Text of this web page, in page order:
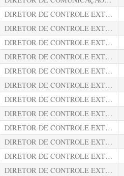
DIRETOR DE CONTROLE EXTERNO AMBIENTAL
DIRETOR DE CONTROLE EXTERNO DA ADMINISTRAÇÃO DIRETA ESTADUAL
DIRETOR DE CONTROLE EXTERNO DA ADMINISTRAÇÃO DOS MUNICÍPIOS DO INTERIOR
DIRETOR DE CONTROLE EXTERNO DA ADMINISTRAÇÃO INDIRETA ESTADUAL
DIRETOR DE CONTROLE EXTERNO DA ADMINISTRAÇÃO MUNICIPAL DE MANAUS
DIRETOR DE CONTROLE EXTERNO DE ADMISSÕES DE PESSOAL
DIRETOR DE CONTROLE EXTERNO DE APOSENTADORIAS, REFORMAS E PENSÕES
DIRETOR DE CONTROLE EXTERNO DE ARRECADAÇÃO, SUBVENÇÕES E RENÚNCIA DE RECEITAS
DIRETOR DE CONTROLE EXTERNO DE LICITAÇÕES E CONTRATOS
DIRETOR DE CONTROLE EXTERNO DE OBRAS PÚBLICAS
DIRETOR DE CONTROLE EXTERNO DE TECNOLOGIA DA INFORMAÇÃO
DIRETOR DE CONTROLE EXTERNO DO REGIME PRÓPRIO DE PREVIDÊNCIA DO ESTADO E DOS MUNICÍPIOS DO AMAZONAS